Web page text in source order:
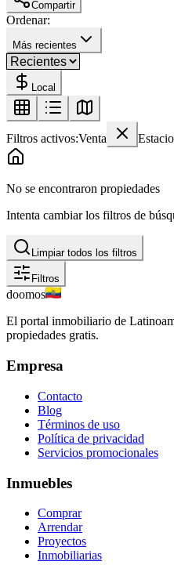
Compartir
Ordenar:
Más recientes
Local
Filtros activos:Venta
No se encontraron propiedades
Intenta cambiar los filtros de
Limpiar todos los filtros
Filtros
doomos
El portal inmobiliario de
propiedades gratis.
Empresa
Contacto
Blog
Términos de uso
Política de privacidad
Servicios promocionales
Inmuebles
Comprar
Arrendar
Proyectos
Inmobiliarias